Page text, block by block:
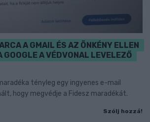
A GMAIL ÉS AZ ÖNKÉNY ELLEN
A VÉDVONAL LEVELEZŐ
tényleg egy ingyenes e-mail
hogy megvédje a Fidesz maradékát.
Szólj hozzá!